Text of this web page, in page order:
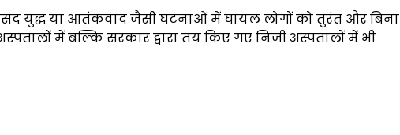
युद्ध या आतंकवाद जैसी घटनाओं में घायल लोगों को तुरंत और बिना
में बल्कि सरकार द्वारा तय किए गए निजी अस्पतालों में भी